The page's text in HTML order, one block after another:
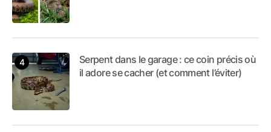
Serpent dans le garage : ce coin précis où
il adore se cacher (et comment l’éviter)